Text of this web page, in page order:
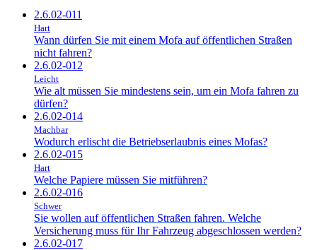
2.6.02-011
Hart
Wann dürfen Sie mit einem Mofa auf öffentlichen Straßen
nicht fahren?
2.6.02-012
Leicht
Wie alt müssen Sie mindestens sein, um ein Mofa fahren zu
dürfen?
2.6.02-014
Machbar
Wodurch erlischt die Betriebserlaubnis eines Mofas?
2.6.02-015
Hart
Welche Papiere müssen Sie mitführen?
2.6.02-016
Schwer
Sie wollen auf öffentlichen Straßen fahren. Welche
Versicherung muss für Ihr Fahrzeug abgeschlossen werden?
2.6.02-017